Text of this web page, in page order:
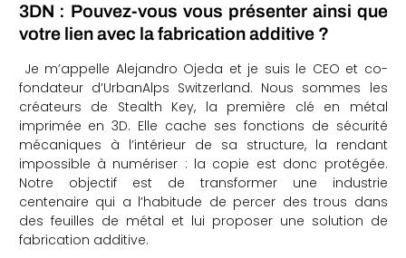
3DN : Pouvez-vous vous présenter ainsi que
votre lien avec la fabrication additive ?
Je m’appelle Alejandro Ojeda et je suis le CEO et co-
fondateur d’UrbanAlps Switzerland. Nous sommes les
créateurs de Stealth Key, la première clé en métal
imprimée en 3D. Elle cache ses fonctions de sécurité
mécaniques à l’intérieur de sa structure, la rendant
impossible à numériser : la copie est donc protégée.
Notre objectif est de transformer une industrie
centenaire qui a l’habitude de percer des trous dans
des feuilles de métal et lui proposer une solution de
fabrication additive.